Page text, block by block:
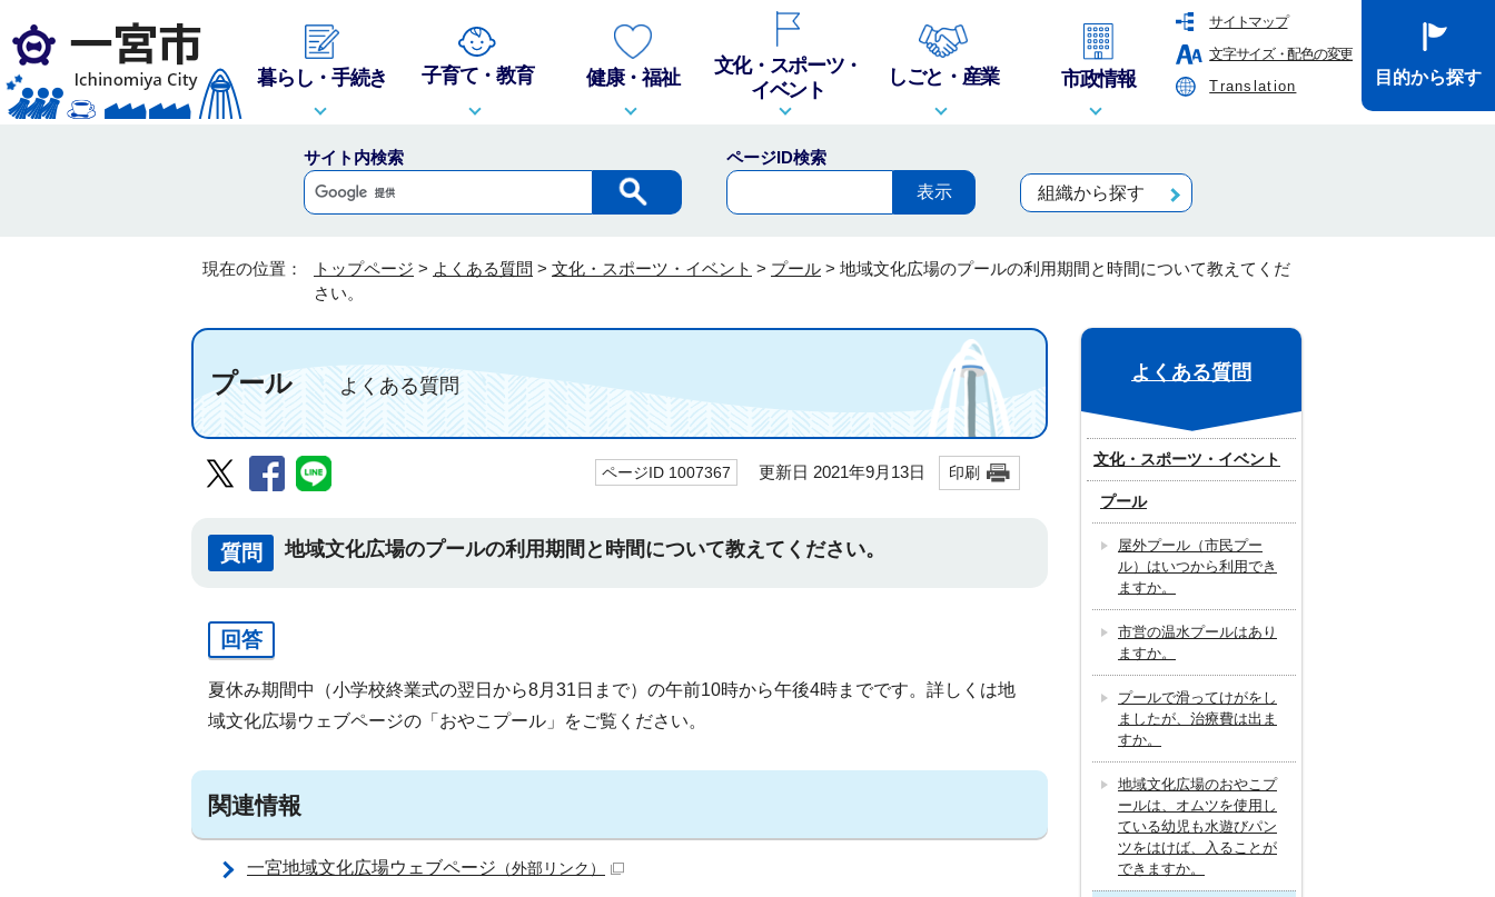
サイトマップ
文字サイズ・配色の変更
Translation
暮らし・手続き 子育て・教育 健康・福祉
文化・スポーツ・
イベント
しごと・産業 市政情報 目的から探す
サイト内検索
ページID検索
組織から探す
現在の位置： トップページ > よくある質問 > 文化・スポーツ・イベント > プール > 地域文化広場のプールの利用期間と時間について教えてくだ
さい。
プールよくある質問
ページID 1007367 更新日 2021年9月13日 印刷
質問 地域文化広場のプールの利用期間と時間について教えてください。
回答
夏休み期間中（小学校終業式の翌日から8月31日まで）の午前10時から午後4時までです。詳しくは地
域文化広場ウェブページの「おやこプール」をご覧ください。
関連情報
一宮地域文化広場ウェブページ （外部リンク）
よくある質問
文化・スポーツ・イベント
プール
屋外プール（市民プー
ル）はいつから利用でき
ますか。
市営の温水プールはあり
ますか。
プールで滑ってけがをし
ましたが、治療費は出ま
すか。
地域文化広場のおやこプ
ールは、オムツを使用し
ている幼児も水遊びパン
ツをはけば、入ることが
できますか。